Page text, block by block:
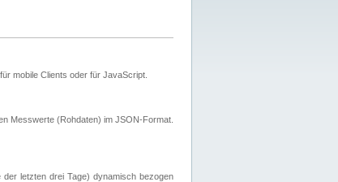
mobile Clients oder für JavaScript.
Messwerte (Rohdaten) im JSON-Format.
letzten drei Tage) dynamisch bezogen